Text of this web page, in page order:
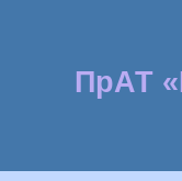
ПрАТ